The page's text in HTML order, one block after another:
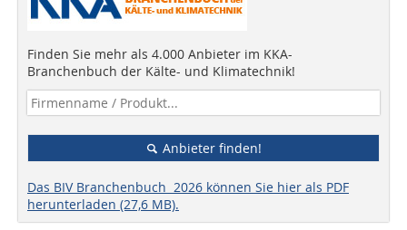
Finden Sie mehr als 4.000 Anbieter im KKA-
Branchenbuch der Kälte- und Klimatechnik!
Anbieter finden!
Das BIV Branchenbuch 2026 können Sie hier als PDF
herunterladen (27,6 MB).